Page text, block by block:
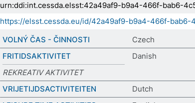
urn:ddi:int.cessda.elsst:42a49af9-b9a4-466f-bab6-
https://elsst.cessda.eu/id/42a49af9-b9a4-466f-bab6-
VOLNÝ ČAS - ČINNOSTI
Czech
FRITIDSAKTIVITET
Danish
REKREATIV AKTIVITET
VRIJETIJDSACTIVITEITEN
Dutch